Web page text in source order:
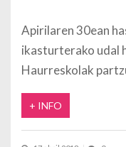
Apirilaren 30ean
ikasturterako udal
Haurreskolak
+ INFO